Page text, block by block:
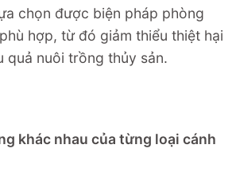
chọn được biện pháp phòng
hợp, từ đó giảm thiểu thiệt hại
quả nuôi trồng thủy sản.
khác nhau của từng loại cánh